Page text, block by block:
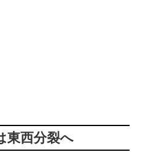
東西分裂へ